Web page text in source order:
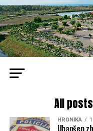
All
HRONIKA